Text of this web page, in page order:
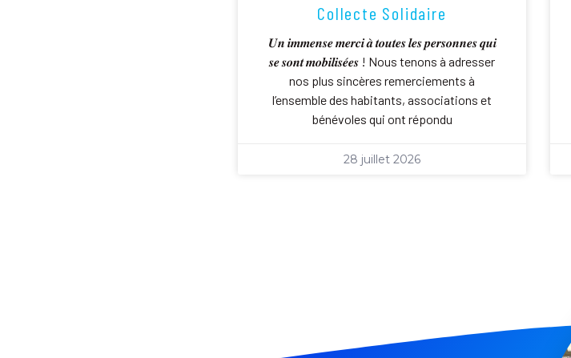
Collecte Solidaire
𝑼𝒏 𝒊𝒎𝒎𝒆𝒏𝒔𝒆 𝒎𝒆𝒓𝒄𝒊 𝒂̀ 𝒕𝒐𝒖𝒕𝒆𝒔 𝒍𝒆𝒔 𝒑𝒆𝒓𝒔𝒐𝒏𝒏𝒆𝒔 𝒒𝒖𝒊
𝒔𝒆 𝒔𝒐𝒏𝒕 𝒎𝒐𝒃𝒊𝒍𝒊𝒔𝒆́𝒆𝒔 ! Nous tenons à adresser
nos plus sincères remerciements à
l’ensemble des habitants, associations et
bénévoles qui ont répondu
28 juillet 2026